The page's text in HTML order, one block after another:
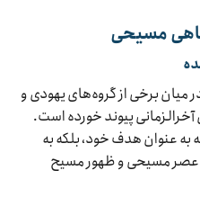
مسیحی
برخی از گروه‌های یهودی و
پیوند خورده است.
به عنوان هدف خود، بلکه به
عصر مسیحی و ظهور مسیح